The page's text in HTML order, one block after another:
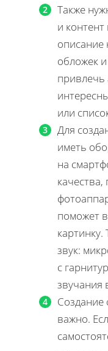
Также
и
описание
обложек
или
Для
иметь
на
поможет
звук:
с
звучания
Создание
важно.